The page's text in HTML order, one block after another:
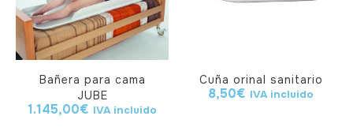
Bañera para cama
JUBE
1.145,00€ IVA incluido
Cuña orinal sanitario
8,50€ IVA incluido